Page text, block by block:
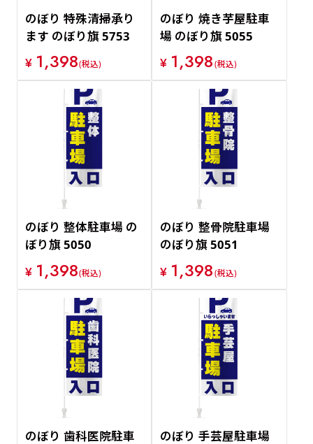
のぼり 特殊清掃承り
ます のぼり旗 5753
¥ 1,398(税込)
のぼり 焼き芋屋駐車
場 のぼり旗 5055
¥ 1,398(税込)
のぼり 整体駐車場 の
ぼり旗 5050
¥ 1,398(税込)
のぼり 整骨院駐車場
のぼり旗 5051
¥ 1,398(税込)
のぼり 歯科医院駐車
のぼり 手芸屋駐車場